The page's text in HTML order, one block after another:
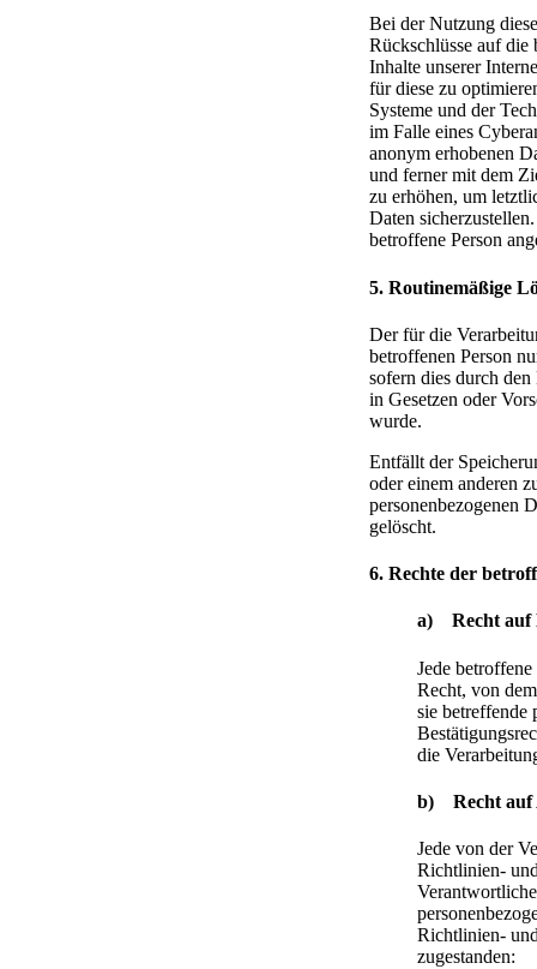
Bei der Nutzung
Rückschlüsse auf
Inhalte unserer
für diese zu
Systeme und der
im Falle eines
anonym erhobenen
und ferner mit dem
zu erhöhen, um
Daten
betroffene Person
5. Routinemäßige
Der für die
betroffenen Person
sofern dies durch
in Gesetzen oder
wurde.
Entfällt der
oder einem anderen
personenbezogenen
gelöscht.
6. Rechte der
a) Recht auf
Jede
Recht, von
sie betreffende
die
b) Recht auf
Jede von der
Richtlinien-
Richtlinien-
zugestanden: